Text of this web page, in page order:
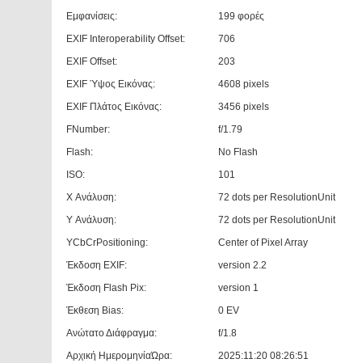
Εμφανίσεις:
199 φορές
EXIF Interoperability Offset:
706
EXIF Offset:
203
EXIF Ύψος Εικόνας:
4608 pixels
EXIF Πλάτος Εικόνας:
3456 pixels
FNumber:
f/1.79
Flash:
No Flash
ISO:
101
X Ανάλυση:
72 dots per ResolutionUnit
Y Ανάλυση:
72 dots per ResolutionUnit
YCbCrPositioning:
Center of Pixel Array
Έκδοση EXIF:
version 2.2
Έκδοση Flash Pix:
version 1
Έκθεση Bias:
0 EV
Ανώτατο Διάφραγμα:
f/1.8
Αρχική ΗμερομηνίαΏρα:
2025:11:20 08:26:51